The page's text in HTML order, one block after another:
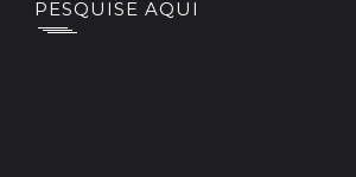
PESQUISE AQUI